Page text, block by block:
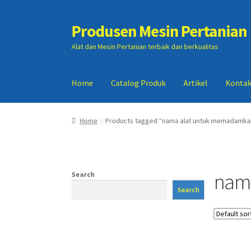
Skip
to
navigation
Skip
to
content
Produsen Mesin Pertanian
Alat dan Mesin Pertanian terbaik dan berkualitas
Home Catalog Produk Artikel
Home Artikel Cart Checkout Kontak Kami My
Home Products tagged “nama alat untuk
Search
Search